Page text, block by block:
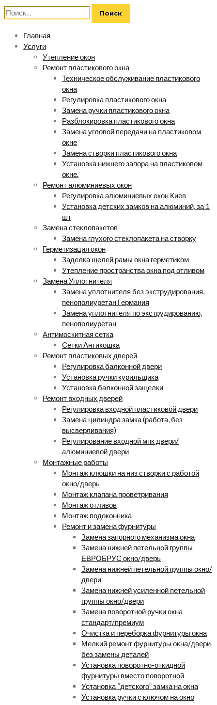
Найти:
Главная
Услуги
Утепление окон
Ремонт пластикового окна
Техническое обслуживание пластикового
окна
Регулировка пластикового окна
Замена ручки пластикового окна
Разблокировка пластикового окна
Замена угловой передачи на пластиковом
окне
Замена створки пластикового окна
Установка нижнего запора на пластиковом
окне.
Ремонт алюминиевых окон
Регулировка алюминиевых окон Киев
Установка детских замков на алюминий, за 1
шт
Замена стеклопакетов
Замена глухого стеклопакета на створку
Герметизация окон
Заделка щелей рамы окна герметиком
Утепление пространства окна под отливом
Замена Уплотнителя
Замена уплотнителя без экструдирования,
пенополиуретан Германия
Замена уплотнителя по экструдированию,
пенополиуретан
Антимоскитная сетка
Сетки Антикошка
Ремонт пластиковых дверей
Регулировка балконной двери
Установка ручки курильщика
Установка балконной защелки
Ремонт входных дверей
Регулировка входной пластиковой двери
Замена цилиндра замка (работа, без
высверливания)
Регулирование входной мпк двери/
алюминиевой двери
Монтажные работы
Монтаж клюшки на низ створки с работой
окно/дверь
Монтаж клапана проветривания
Монтаж отливов
Монтаж подоконника
Ремонт и замена фурнитуры
Замена запорного механизма окна
Замена нижней петельной группы
ЕВРОБРУС окно/дверь
Замена нижней петельной группы окно/
двери
Замена нижней усиленной петельной
группы окно/двери
Замена поворотной ручки окна
стандарт/премиум
Очистка и переборка фурнитуры окна
Мелкий ремонт фурнитуры окна/двери
без замены деталей
Установка поворотно-откидной
фурнитуры вместо поворотной
Установка “детского” замка на окна
Установка ручки с ключом на окно